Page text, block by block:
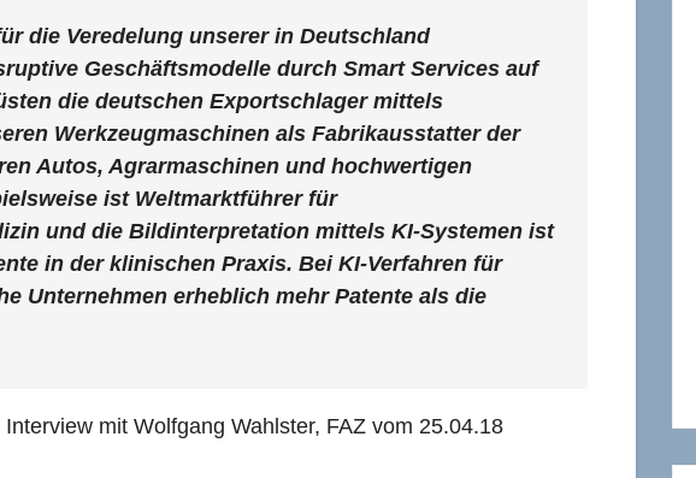
die Veredelung unserer in Deutschland
Geschäftsmodelle durch Smart Services auf
die deutschen Exportschlager mittels
Werkzeugmaschinen als Fabrikausstatter der
Autos, Agrarmaschinen und hochwertigen
ist Weltmarktführer für
und die Bildinterpretation mittels KI-Systemen ist
in der klinischen Praxis. Bei KI-Verfahren für
Unternehmen erheblich mehr Patente als die
mit Wolfgang Wahlster, FAZ vom 25.04.18